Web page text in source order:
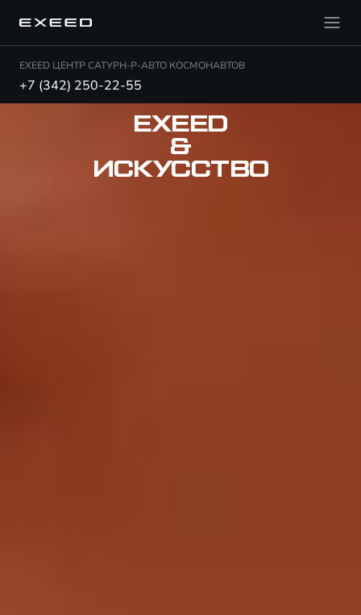
EXEED ЦЕНТР САТУРН-Р-АВТО КОСМОНАВТОВ
+7 (342) 250-22-55
EXEED
&
ИСКУССТВО